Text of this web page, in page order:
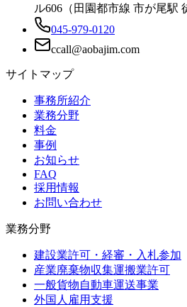
ル606（田園都市線 市が尾駅
045-979-0120
サイトマップ
事務所紹介
業務分野
料金
事例
お知らせ
FAQ
採用情報
お問い合わせ
業務分野
建設業許可・経審・入札参加
産業廃棄物収集運搬業許可
一般貨物自動車運送事業
外国人雇用支援